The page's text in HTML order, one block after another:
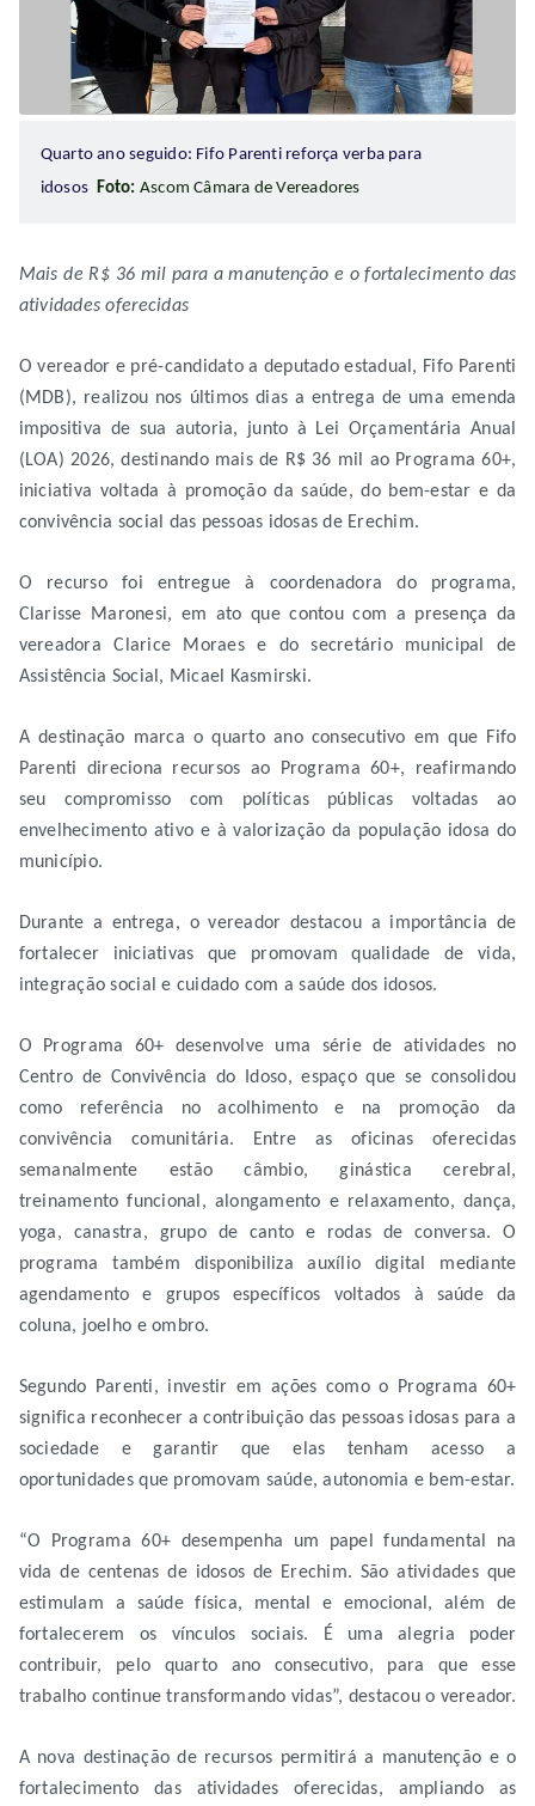
Quarto ano seguido: Fifo Parenti reforça verba para
idosos Foto: Ascom Câmara de Vereadores
Mais de R$ 36 mil para a manutenção e o fortalecimento das
atividades oferecidas
O vereador e pré-candidato a deputado estadual, Fifo Parenti
(MDB), realizou nos últimos dias a entrega de uma emenda
impositiva de sua autoria, junto à Lei Orçamentária Anual
(LOA) 2026, destinando mais de R$ 36 mil ao Programa 60+,
iniciativa voltada à promoção da saúde, do bem-estar e da
convivência social das pessoas idosas de Erechim.
O recurso foi entregue à coordenadora do programa,
Clarisse Maronesi, em ato que contou com a presença da
vereadora Clarice Moraes e do secretário municipal de
Assistência Social, Micael Kasmirski.
A destinação marca o quarto ano consecutivo em que Fifo
Parenti direciona recursos ao Programa 60+, reafirmando
seu compromisso com políticas públicas voltadas ao
envelhecimento ativo e à valorização da população idosa do
município.
Durante a entrega, o vereador destacou a importância de
fortalecer iniciativas que promovam qualidade de vida,
integração social e cuidado com a saúde dos idosos.
O Programa 60+ desenvolve uma série de atividades no
Centro de Convivência do Idoso, espaço que se consolidou
como referência no acolhimento e na promoção da
convivência comunitária. Entre as oficinas oferecidas
semanalmente estão câmbio, ginástica cerebral,
treinamento funcional, alongamento e relaxamento, dança,
yoga, canastra, grupo de canto e rodas de conversa. O
programa também disponibiliza auxílio digital mediante
agendamento e grupos específicos voltados à saúde da
coluna, joelho e ombro.
Segundo Parenti, investir em ações como o Programa 60+
significa reconhecer a contribuição das pessoas idosas para a
sociedade e garantir que elas tenham acesso a
oportunidades que promovam saúde, autonomia e bem-estar.
“O Programa 60+ desempenha um papel fundamental na
vida de centenas de idosos de Erechim. São atividades que
estimulam a saúde física, mental e emocional, além de
fortalecerem os vínculos sociais. É uma alegria poder
contribuir, pelo quarto ano consecutivo, para que esse
trabalho continue transformando vidas”, destacou o vereador.
A nova destinação de recursos permitirá a manutenção e o
fortalecimento das atividades oferecidas, ampliando as